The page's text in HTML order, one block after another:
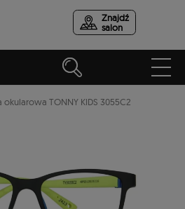
Znajdź
salon
TONNY KIDS 3055C2